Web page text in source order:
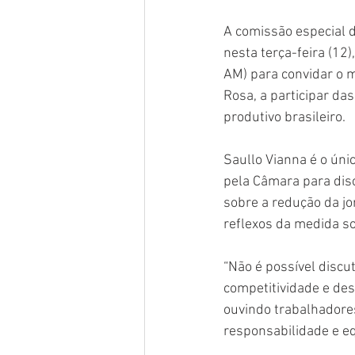
A comissão especial
nesta terça-feira
AM) para convidar o
Rosa, a participar
produtivo brasileiro.
Saullo Vianna é o
pela Câmara para
sobre a redução da
reflexos da medida
“Não é possível
competitividade e
ouvindo
responsabilidade e